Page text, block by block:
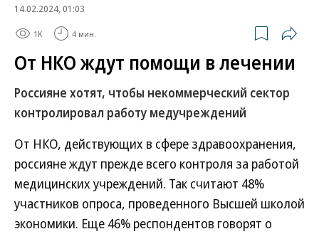
14.02.2024, 01:03
1K 4 мин.
От НКО ждут помощи в лечении
Россияне хотят, чтобы некоммерческий сектор
контролировал работу медучреждений
От НКО, действующих в сфере здравоохранения,
россияне ждут прежде всего контроля за работой
медицинских учреждений. Так считают 48%
участников опроса, проведенного Высшей школой
экономики. Еще 46% респондентов говорят о